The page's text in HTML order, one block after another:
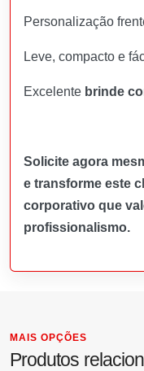
Personalização
Leve, compacto e
Excelente brinde
Solicite agora
e transforme este
corporativo que
profissionalismo.
MAIS OPÇÕES
Produtos